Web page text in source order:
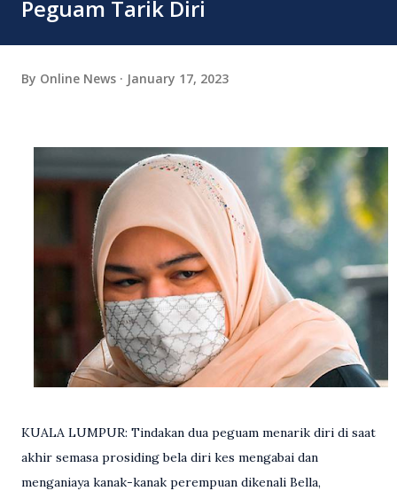
Peguam Tarik Diri
By Online News January 17, 2023
KUALA LUMPUR: Tindakan dua peguam menarik diri di saat
akhir semasa prosiding bela diri kes mengabai dan
menganiaya kanak-kanak perempuan dikenali Bella,